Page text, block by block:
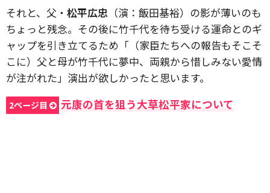
それと、父・ 松平広忠 （演：飯田基裕）の影が薄いのも
ちょっと残念。その後に竹千代を待ち受ける運命とのギ
ャップを引き立てるため「（家臣たちへの報告もそこそ
こに）父と母が竹千代に夢中、両親から惜しみない愛情
が注がれた」演出が欲しかったと思います。
2ページ目 元康の首を狙う大草松平家について